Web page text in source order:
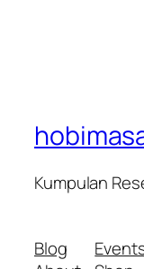
Kumpulan
Blog